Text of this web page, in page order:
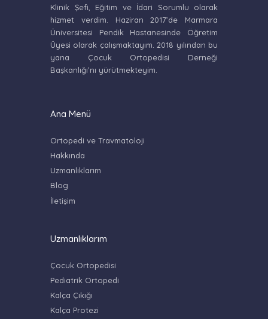
Klinik Şefi, Eğitim ve İdari Sorumlu olarak
hizmet verdim. Haziran 2017’de Marmara
Üniversitesi Pendik Hastanesinde Öğretim
Üyesi olarak çalışmaktayım. 2018 yılından bu
yana Çocuk Ortopedisi Derneği
Başkanlığı’nı yürütmekteyim.
Ana Menü
Ortopedi ve Travmatoloji
Hakkında
Uzmanlıklarım
Blog
İletişim
Uzmanlıklarım
Çocuk Ortopedisi
Pediatrik Ortopedi
Kalça Çıkığı
Kalça Protezi